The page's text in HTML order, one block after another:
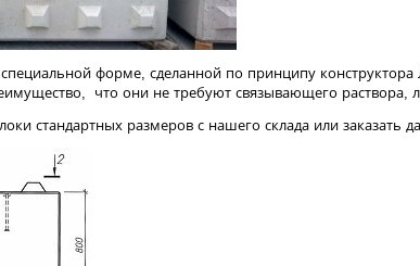
форме, сделанной по принципу
что они не требуют связывающего раствора,
стандартных размеров с нашего склада или